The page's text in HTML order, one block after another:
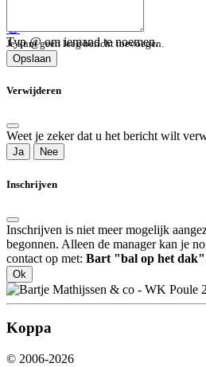
Typ @ om iemand te noemen.
😀
Je kunt geen leeg bericht toevoegen.
Opslaan
Verwijderen
Weet je zeker dat u het bericht wilt
Ja Nee
Inschrijven
Inschrijven is niet meer mogelijk
begonnen. Alleen de manager kan je
contact op met: Bart "bal op het dak"
Ok
Koppa
© 2006-2026